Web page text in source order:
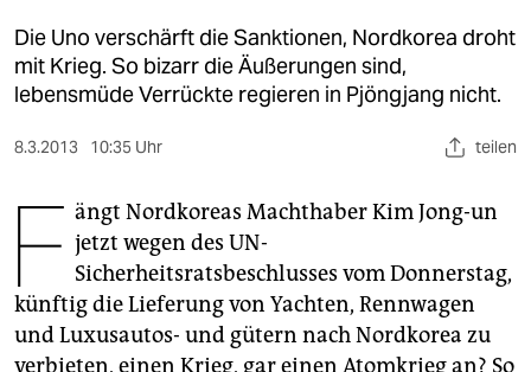
kultur
sport
berlin
wahrheit
verlag
verlag
Die Uno verschärft die Sanktionen, Nordkorea droht
mit Krieg. So bizarr die Äußerungen sind,
lebensmüde Verrückte regieren in Pjöngjang nicht.
8.3.2013 10:35 Uhr teilen
F ängt Nordkoreas Machthaber Kim Jong-un
jetzt wegen des UN-
Sicherheitsratsbeschlusses vom Donnerstag,
künftig die Lieferung von Yachten, Rennwagen
und Luxusautos- und gütern nach Nordkorea zu
verbieten, einen Krieg, gar einen Atomkrieg an? So